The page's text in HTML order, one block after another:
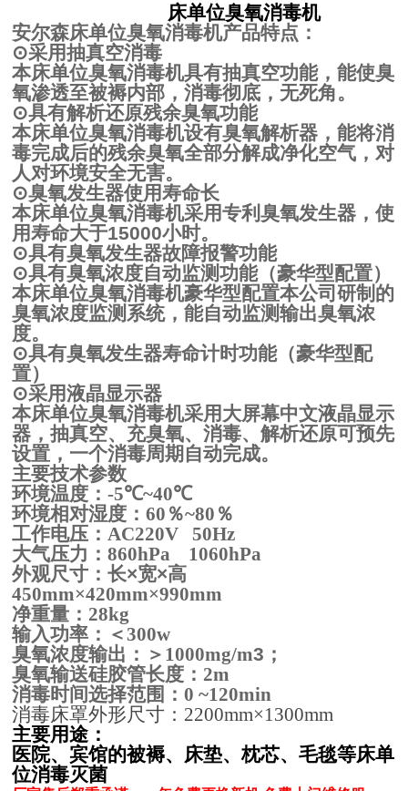
床单位臭氧消毒机
安尔森床单位臭氧消毒机产品特点：
⊙采用抽真空消毒
本床单位臭氧消毒机具有抽真空功能，能使臭
氧渗透至被褥内部，消毒彻底，无死角。
⊙具有解析还原残余臭氧功能
本床单位臭氧消毒机设有臭氧解析器，能将消
毒完成后的残余臭氧全部分解成净化空气，对
人对环境安全无害。
⊙臭氧发生器使用寿命长
本床单位臭氧消毒机采用专利臭氧发生器，使
用寿命大于15000小时。
⊙具有臭氧发生器故障报警功能
⊙具有臭氧浓度自动监测功能（豪华型配置）
本床单位臭氧消毒机豪华型配置本公司研制的
臭氧浓度监测系统，能自动监测输出臭氧浓
度。
⊙具有臭氧发生器寿命计时功能（豪华型配
置）
⊙采用液晶显示器
本床单位臭氧消毒机采用大屏幕中文液晶显示
器，抽真空、充臭氧、消毒、解析还原可预先
设置，一个消毒周期自动完成。
主要技术参数
环境温度：-5℃~40℃
环境相对湿度：60 ％~80 ％
工作电压：AC220V
50Hz
大气压力：860hPa
1060hPa
外观尺寸：长×宽×高
450mm×420mm×990mm
净重量： 28kg
输入功率：＜300w
臭氧浓度输出：＞ 1000mg/m3 ；
臭氧输送硅胶管长度： 2m
消毒时间选择范围：0 ~120min
消毒床罩外形尺寸： 2200mm×1300mm
主要用途：
医院、宾馆的被褥、床垫、枕芯、毛毯等床单
位消毒灭菌